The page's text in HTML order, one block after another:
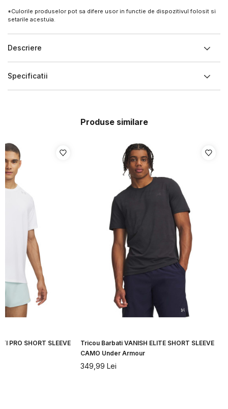
*Culorile produselor pot sa difere usor in functie de dispozitivul folosit si
setarile acestuia.
Descriere
Specificatii
Produse similare
PRO SHORT SLEEVE
Tricou Barbati VANISH ELITE SHORT SLEEVE
CAMO Under Armour
349,99 Lei